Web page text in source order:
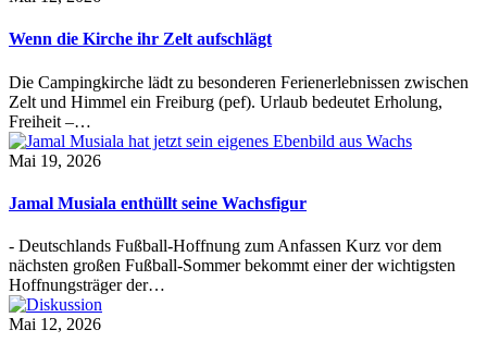
Wenn die Kirche ihr Zelt aufschlägt
Die Campingkirche lädt zu besonderen Ferienerlebnissen zwischen
Zelt und Himmel ein Freiburg (pef). Urlaub bedeutet Erholung,
Freiheit –…
Mai 19, 2026
Jamal Musiala enthüllt seine Wachsfigur
- Deutschlands Fußball-Hoffnung zum Anfassen Kurz vor dem
nächsten großen Fußball-Sommer bekommt einer der wichtigsten
Hoffnungsträger der…
Mai 12, 2026